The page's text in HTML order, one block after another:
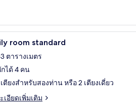
ยง,
ล
านกันแสง, ห้องเก็บเสียง
าย
ด
มินิบาร์, โต๊ะทำงา
room standard
ตารางเมตร
ได้ 4 คน
เตียงสำหรับสองท่าน หรือ 2 เตียงเดี่ยว
เอียดเพิ่มเติม